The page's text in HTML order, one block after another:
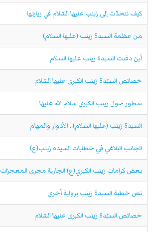
كيف نتحدّث إلى زينب عليها السّلام في زيارتها
من عظمة السيدة زينب (عليها السلام)
أين دفنت السيدة زينب عليها السلام
خصائص السيّدة زينب الكبرى عليها السّلام
سطور حول زينب الكبرى سلام الله عليها
السيدة زينب (عليها السلام).. الأدوار والمهام
الجانب البلاغي في خطابات السيدة زينب(ع)
بعض كرامات زينب الکبري(ع) الجارية مجرى المعجزات
نص خطبة السيدة زينب برواية أخرى
خصائص السيّدة زينب الكبرى عليها السّلام